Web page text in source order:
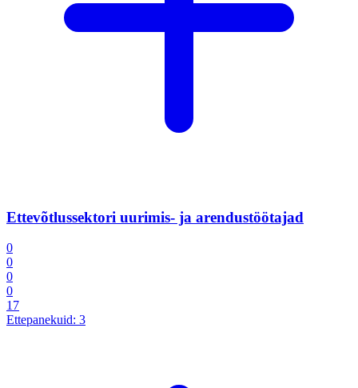
Ettevõtlussektori uurimis- ja arendustöötajad
0
0
0
0
17
Ettepanekuid: 3